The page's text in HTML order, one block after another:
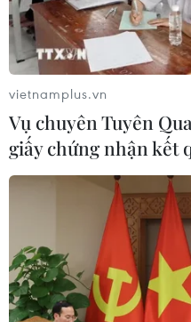
Thêm 4 ca mắc mới
viên sân bay Tân
07/02/2021 23:26
vietnamplus.vn
Vụ chuyên Tuyên
giấy chứng nhận kết